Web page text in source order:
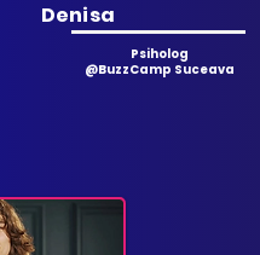
Denisa
Psiholog
@BuzzCamp Suceava